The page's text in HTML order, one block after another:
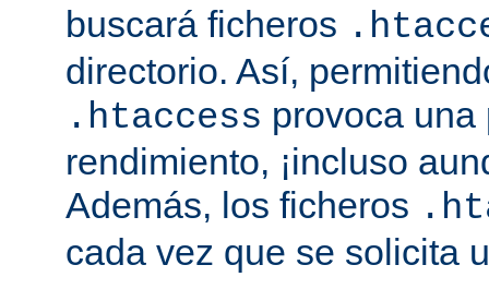
buscará ficheros
directorio. Así,
.htaccess provoca una
rendimiento, ¡incluso
Además, los ficheros
cada vez que se solicita